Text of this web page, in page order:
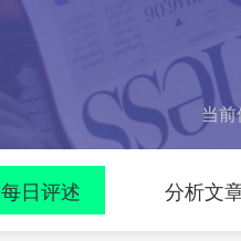
当前
每日评述 分析文